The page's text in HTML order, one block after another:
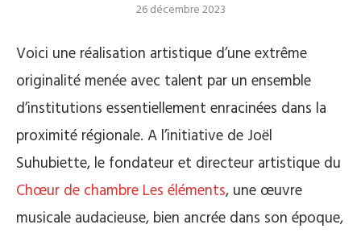
26 décembre 2023
Voici une réalisation artistique d’une extrême
originalité menée avec talent par un ensemble
d’institutions essentiellement enracinées dans la
proximité régionale. A l’initiative de Joël
Suhubiette, le fondateur et directeur artistique du
Chœur de chambre Les éléments, une œuvre
musicale audacieuse, bien ancrée dans son époque,